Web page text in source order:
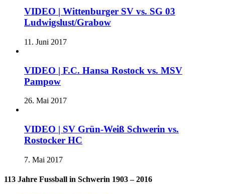
VIDEO | Wittenburger SV vs. SG 03
Ludwigslust/Grabow
11. Juni 2017
VIDEO | F.C. Hansa Rostock vs. MSV
Pampow
26. Mai 2017
VIDEO | SV Grün-Weiß Schwerin vs.
Rostocker HC
7. Mai 2017
113 Jahre Fussball in Schwerin 1903 – 2016